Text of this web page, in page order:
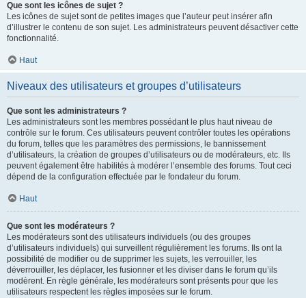
Que sont les icônes de sujet ?
Les icônes de sujet sont de petites images que l’auteur peut insérer afin
d’illustrer le contenu de son sujet. Les administrateurs peuvent désactiver cette
fonctionnalité.
Haut
Niveaux des utilisateurs et groupes d’utilisateurs
Que sont les administrateurs ?
Les administrateurs sont les membres possédant le plus haut niveau de
contrôle sur le forum. Ces utilisateurs peuvent contrôler toutes les opérations
du forum, telles que les paramètres des permissions, le bannissement
d’utilisateurs, la création de groupes d’utilisateurs ou de modérateurs, etc. Ils
peuvent également être habilités à modérer l’ensemble des forums. Tout ceci
dépend de la configuration effectuée par le fondateur du forum.
Haut
Que sont les modérateurs ?
Les modérateurs sont des utilisateurs individuels (ou des groupes
d’utilisateurs individuels) qui surveillent régulièrement les forums. Ils ont la
possibilité de modifier ou de supprimer les sujets, les verrouiller, les
déverrouiller, les déplacer, les fusionner et les diviser dans le forum qu’ils
modèrent. En règle générale, les modérateurs sont présents pour que les
utilisateurs respectent les règles imposées sur le forum.